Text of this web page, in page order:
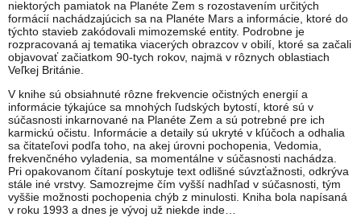
niektorých pamiatok na Planéte Zem s rozostavením určitých
formácií nachádzajúcich sa na Planéte Mars a informácie, ktoré do
týchto stavieb zakódovali mimozemské entity. Podrobne je
rozpracovaná aj tematika viacerých obrazcov v obilí, ktoré sa začali
objavovať začiatkom 90-tych rokov, najmä v rôznych oblastiach
Veľkej Británie.
V knihe sú obsiahnuté rôzne frekvencie očistných energií a
informácie týkajúce sa mnohých ľudských bytostí, ktoré sú v
súčasnosti inkarnované na Planéte Zem a sú potrebné pre ich
karmickú očistu. Informácie a detaily sú ukryté v kľúčoch a odhalia
sa čitateľovi podľa toho, na akej úrovni pochopenia, Vedomia,
frekvenčného vyladenia, sa momentálne v súčasnosti nachádza.
Pri opakovanom čítaní poskytuje text odlišné súvzťažnosti, odkrýva
stále iné vrstvy. Samozrejme čím vyšší nadhľad v súčasnosti, tým
vyššie možnosti pochopenia chýb z minulosti. Kniha bola napísaná
v roku 1993 a dnes je vývoj už niekde inde…